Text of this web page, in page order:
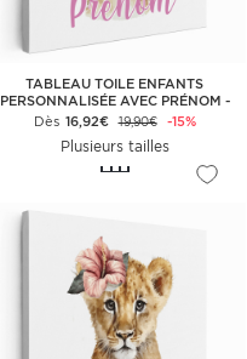
TABLEAU TOILE ENFANTS
PERSONNALISÉE AVEC PRÉNOM -
FAON FLEURS
Dès 16,92€ 19,90€ -15%
Plusieurs tailles